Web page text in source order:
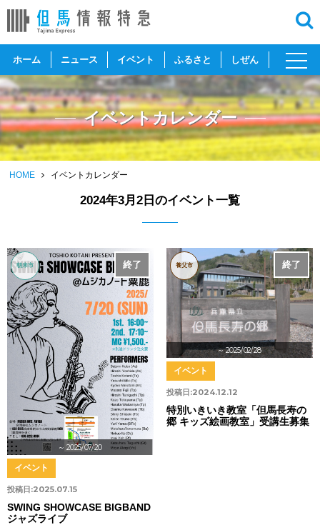
ホーム ニュース イベント ふるさと しぜん
toggle
イベントカレンダー
HOME イベントカレンダー
2024年3月2日のイベント一覧
～ 2025/07/20
終了
朝来市
投稿日:2025.07.15
イベント
SWING SHOWCASE BIGBAND
ジャズライブ
～ 2025/02/28
終了
養父市
投稿日:2024.12.12
イベント
特別いきいき教室「但馬長寿の
郷 キッズ絵画教室」受講生募集